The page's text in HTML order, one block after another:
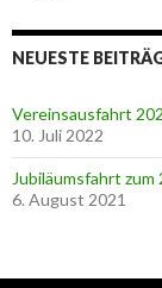
NEUESTE
Vereinsausfahrt
10. Juli 2022
Jubiläumsfahrt zum
6. August 2021